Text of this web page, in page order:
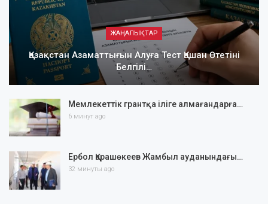
ЖАҢАЛЫҚТАР
Қазақстан Азаматтығын Алуға Тест Қашан Өтетіні
Белгілі…
Мемлекеттік грантқа іліге алмағандарға…
6 минут ago
Ербол Қарашөкеев Жамбыл ауданындағы…
32 минуты ago